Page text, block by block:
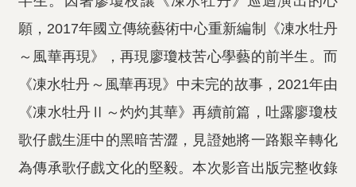
願，2017年國立傳統藝術中心重新編制《凍水牡丹
～風華再現》，再現廖瓊枝苦心學藝的前半生。而
《凍水牡丹～風華再現》中未完的故事，2021年由
《凍水牡丹Ⅱ～灼灼其華》再續前篇，吐露廖瓊枝
歌仔戲生涯中的黑暗苦澀，見證她將一路艱辛轉化
為傳承歌仔戲文化的堅毅。本次影音出版完整收錄